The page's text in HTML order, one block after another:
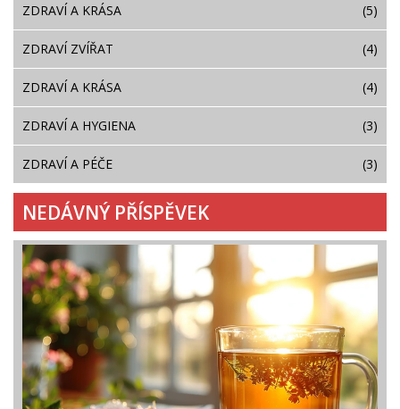
ZDRAVÍ A KRÁSA (5)
ZDRAVÍ ZVÍŘAT (4)
ZDRAVÍ A KRÁSA (4)
ZDRAVÍ A HYGIENA (3)
ZDRAVÍ A PÉČE (3)
NEDÁVNÝ PŘÍSPĚVEK